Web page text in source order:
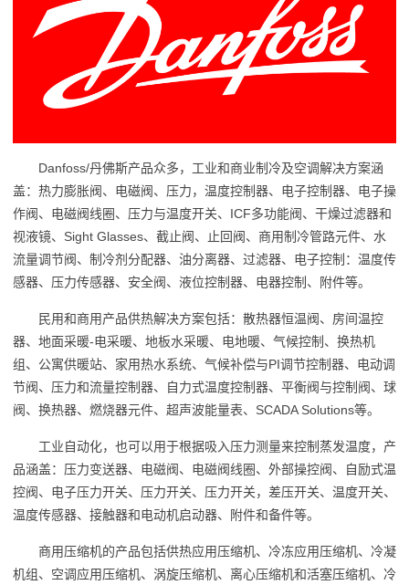
Danfoss/丹佛斯产品众多，工业和商业制冷及空调解决方案涵
盖：热力膨胀阀、电磁阀、压力，温度控制器、电子控制器、电子操
作阀、电磁阀线圈、压力与温度开关、ICF多功能阀、干燥过滤器和
视液镜、Sight Glasses、截止阀、止回阀、商用制冷管路元件、水
流量调节阀、制冷剂分配器、油分离器、过滤器、电子控制：温度传
感器、压力传感器、安全阀、液位控制器、电器控制、附件等。
民用和商用产品供热解决方案包括：散热器恒温阀、房间温控
器、地面采暖-电采暖、地板水采暖、电地暖、气候控制、换热机
组、公寓供暖站、家用热水系统、气候补偿与PI调节控制器、电动调
节阀、压力和流量控制器、自力式温度控制器、平衡阀与控制阀、球
阀、换热器、燃烧器元件、超声波能量表、SCADA Solutions等。
工业自动化，也可以用于根据吸入压力测量来控制蒸发温度，产
品涵盖：压力变送器、电磁阀、电磁阀线圈、外部操控阀、自励式温
控阀、电子压力开关、压力开关、压力开关，差压开关、温度开关、
温度传感器、接触器和电动机启动器、附件和备件等。
商用压缩机的产品包括供热应用压缩机、冷冻应用压缩机、冷凝
机组、空调应用压缩机、涡旋压缩机、离心压缩机和活塞压缩机、冷